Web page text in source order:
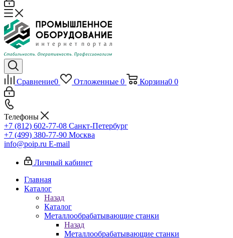
Сравнение0 Отложенные 0 Корзина0 0
Телефоны
+7 (812) 602-77-08 Санкт-Петербург
+7 (499) 380-77-90 Москва
info@poip.ru E-mail
Личный кабинет
Главная
Каталог
Назад
Каталог
Металлообрабатывающие станки
Назад
Металлообрабатывающие станки